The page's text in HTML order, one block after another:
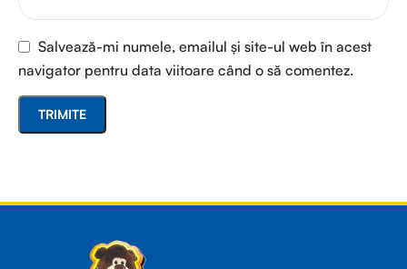
Salvează-mi numele, emailul și site-ul web în acest
navigator pentru data viitoare când o să comentez.